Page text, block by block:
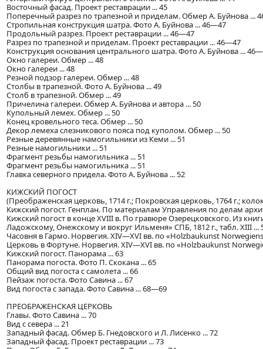
Восточный фасад. Проект реставрации ... 45
Поперечный разрез по трапезной и приделам. Обмер А. Буйнова ...
Стропильная конструкция шатра. Фото А. Буйнова ... 46—47
Продольный разрез. Проект реставрации ... 46—47
Разрез по трапезной и приделам. Проект реставрации ... 46—47
Конструкция основания центрального шатра. Фото А. Буйнова ...
Окно галереи. Обмер ... 48
Окно галереи ... 48
Резной подзор галереи. Обмер ... 48
Столбы в трапезной. Фото А. Буйнова ... 49
Столб в трапезной. Обмер ... 49
Причелина галереи. Обмер А. Буйнова и автора ... 50
Купольный лемех. Обмер ... 50
Конец кровельного теса. Обмер ... 50
Декор лемеха слезникового пояса под куполом. Обмер ... 50
Резные деревянные намогильники из Кеми ... 51
Резные намогильники ... 51
Фрагмент резьбы намогильника ... 51
Фрагмент резьбы намогильника ... 51
Главка северного придела. Фото А. Буйнова ... 52
КИЖСКИЙ ПОГОСТ
(Преображенская церковь, 1714 г.; Покровская церковь, 1764 г.;
Кижский погост. Генплан. По материалам Управления по делам
Кижский погост в конце XVIII в. По гравюре Озерецковского. Из
Ладожскому, Онежскому и вокруг Ильменя» СПБ, 1812 г., табл. XIII ...
Часовня в Гармо. Норвегия. XIV—XVI вв. по «Holzbaukunst
Церковь в Фортуне. Норвегия. XIV—XVI вв. по «Holzbaukunst
Кижский погост. Панорама ... 63
Панорама погоста. Фото П. Скокана ... 65
Общий вид погоста с самолета ... 66
Пейзаж погоста. Фото Савина ... 67
Вид погоста с запада. Фото Савина ... 68—69
ПРЕОБРАЖЕНСКАЯ ЦЕРКОВЬ
Главы. Фото Савина ... 70
Вид с севера ... 21
Западный фасад. Обмер Б. Гнедовского и Л. Лисенко ... 72
Западный фасад. Проект реставрации ... 73